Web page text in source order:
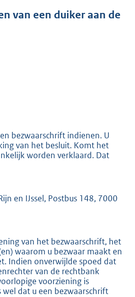
van een duiker aan de
bezwaarschrift indienen. U
van het besluit. Komt het
worden verklaard. Dat
en IJssel, Postbus 148, 7000
van het bezwaarschrift, het
waarom u bezwaar maakt en
Indien onverwijlde spoed dat
van de rechtbank
voorziening is
dat u een bezwaarschrift